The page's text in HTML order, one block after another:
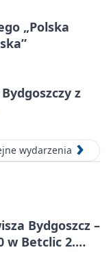
„Polska
z
wydarzenia
Bydgoszcz –
w Betclic 2.